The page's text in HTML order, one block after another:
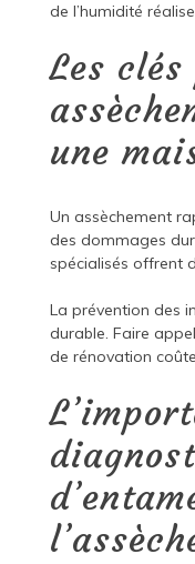
de l’humidité
Les
une
Un assèchement
des dommages
spécialisés offrent
La prévention des
durable. Faire
de rénovation